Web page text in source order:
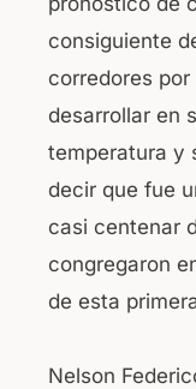
b
o
o
k
A
p
p
consiguiente
corredores
desarrollar en
temperatura y
decir que fue
casi centenar
congregaron
de esta
Nelson